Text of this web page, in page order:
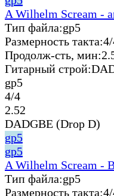
A Wilhelm Scream -
Тип файла:gp5
Размерность такта:
Продолж-сть, мин:
Гитарный строй:
gp5
4/4
2.52
DADGBE (Drop D)
gp5
gp5
A Wilhelm Scream -
Тип файла:gp5
Размерность такта: